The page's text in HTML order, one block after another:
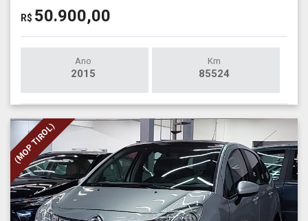
R$ 50.900,00
Ano
2015
Km
85524
(MOP TIROL)